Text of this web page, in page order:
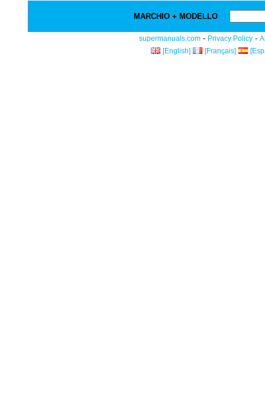
MARCHIO + MODELLO
supermanuals.com - Privacy Policy -
[English]
[Français]